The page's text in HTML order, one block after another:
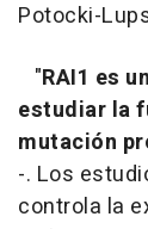
Potocki-
"RAI1 es
estudiar la
mutación
-. Los
controla la